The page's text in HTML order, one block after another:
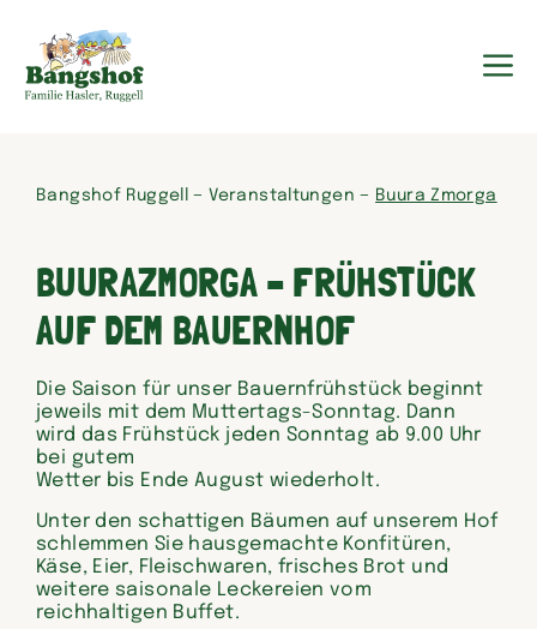
Inhalt
springen
Bangshof Ruggell –Veranstaltungen – Buura Zmorga
BUURAZMORGA – FRÜHSTÜCK
AUF DEM BAUERNHOF
Die Saison für unser Bauernfrühstück beginnt
jeweils mit dem Muttertags-Sonntag. Dann
wird das Frühstück jeden Sonntag ab 9.00 Uhr
bei gutem
Wetter bis Ende August wiederholt.
Unter den schattigen Bäumen auf unserem Hof
schlemmen Sie hausgemachte Konfitüren,
Käse, Eier, Fleischwaren, frisches Brot und
weitere saisonale Leckereien vom
reichhaltigen Buffet.